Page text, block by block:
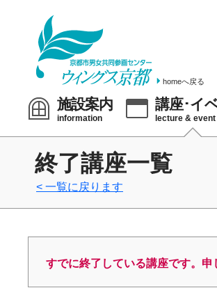
homeへ戻る
施設案内
information
講座･イ
lecture & event
終了講座一覧
一覧に戻ります
すでに終了している講座です。申